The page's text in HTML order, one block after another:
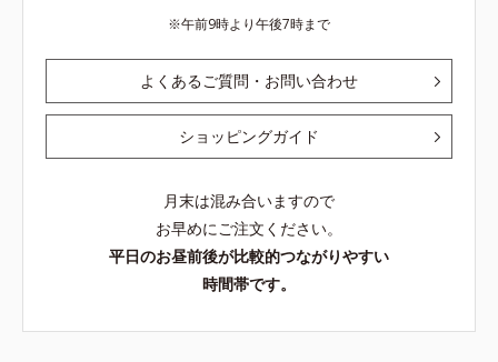
午前9時より午後7時まで
よくあるご質問・お問い合わせ
ショッピングガイド
月末は混み合いますので
お早めにご注文ください。
平日のお昼前後が比較的つながりやすい
時間帯です。